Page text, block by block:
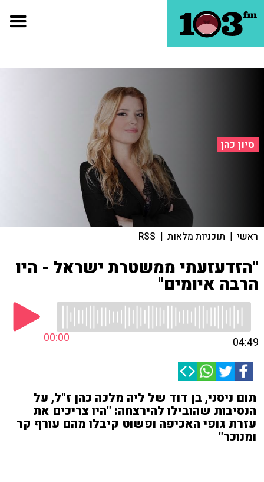
סיון כהן
ראשי | תוכניות מלאות |
RSS
"הזדעזעתי ממשטרת ישראל - היו
הרבה איומים"
00:00 04:49
תום ניסני, בן דוד של ליה מלכה כהן ז"ל, על
הנסיבות שהובילו להירצחה: "היו צריכים את
עזרת גופי האכיפה ופשוט קיבלו מהם עורף קר
ומנוכר"